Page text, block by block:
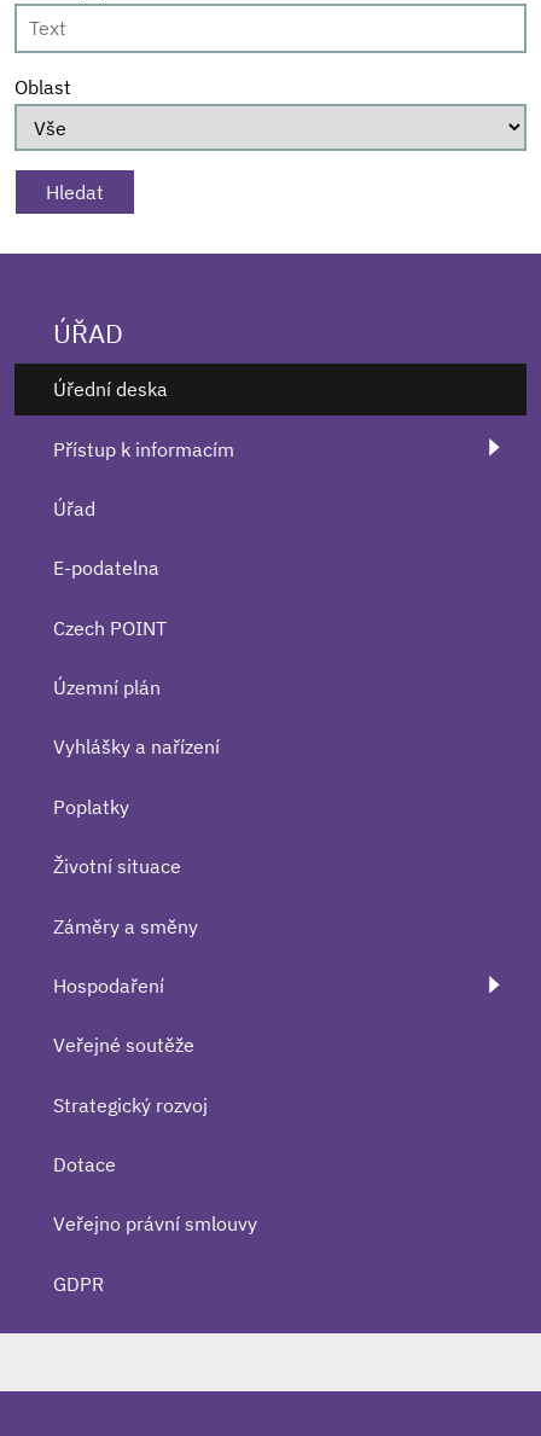
Oblast
ÚŘAD
Úřední deska
Přístup k informacím
Úřad
E-podatelna
Czech POINT
Územní plán
Vyhlášky a nařízení
Poplatky
Životní situace
Záměry a směny
Hospodaření
Veřejné soutěže
Strategický rozvoj
Dotace
Veřejno právní smlouvy
GDPR